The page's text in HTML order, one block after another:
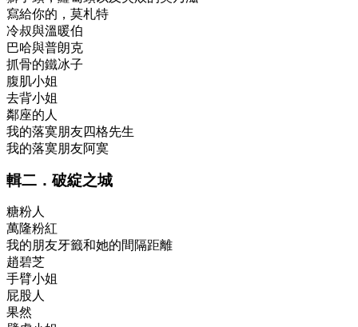
寫給你的，莫札特
冷叔與溫暖伯
巴哈與普朗克
抓骨的鐵冰子
腹肌小姐
去背小姐
鄰座的人
我的落寞朋友四格先生
我的落寞朋友阿寞
輯二．破綻之城
糖粉人
萬隆粉紅
我的朋友牙籤和她的間隔距離
趙碧芝
手臂小姐
屁股人
果然